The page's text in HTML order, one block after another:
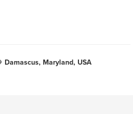
Damascus, Maryland, USA